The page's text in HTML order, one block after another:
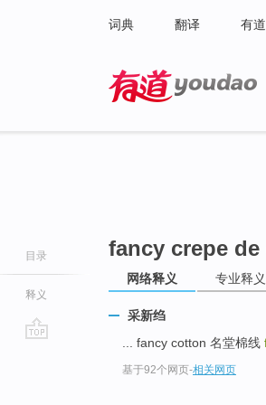
词典 翻译 有
目录
释义
fancy crepe
网络释义 专业释义
采新绉
... fancy cotton 名堂棉线
基于92个网页-相关网页